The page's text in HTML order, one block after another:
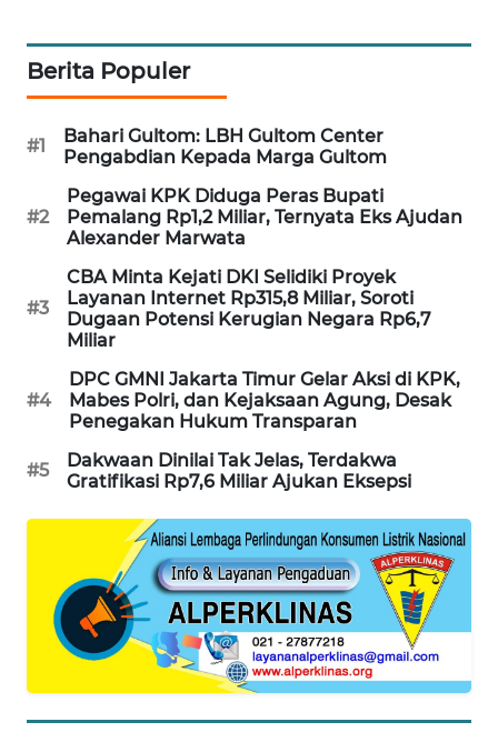
Berita Populer
#1
Bahari Gultom: LBH Gultom Center
Pengabdian Kepada Marga Gultom
#2
Pegawai KPK Diduga Peras Bupati
Pemalang Rp1,2 Miliar, Ternyata Eks Ajudan
Alexander Marwata
#3
CBA Minta Kejati DKI Selidiki Proyek
Layanan Internet Rp315,8 Miliar, Soroti
Dugaan Potensi Kerugian Negara Rp6,7
Miliar
#4
DPC GMNI Jakarta Timur Gelar Aksi di KPK,
Mabes Polri, dan Kejaksaan Agung, Desak
Penegakan Hukum Transparan
#5
Dakwaan Dinilai Tak Jelas, Terdakwa
Gratifikasi Rp7,6 Miliar Ajukan Eksepsi
WAHANA
WAHANA
WAHANA
WAHANA
OTOMOTIF
WAHANA
HEALTH
WAHANA
WISATA
LAPAK
WAHANA
Network